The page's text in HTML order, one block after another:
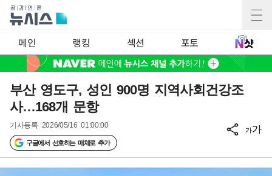
메인 랭킹 섹션 포토
부산 영도구, 성인 900명 지역사회건강조
사…168개 문항
기사등록 2026/05/16 01:00:00
구글에서 선호하는 매체로 추가
가가